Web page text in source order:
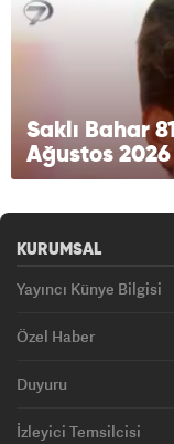
Saklı Bahar
Ağustos 2026
KURUMSAL
Yayıncı Künye Bilgisi
Özel Haber
Duyuru
İzleyici Temsilcisi